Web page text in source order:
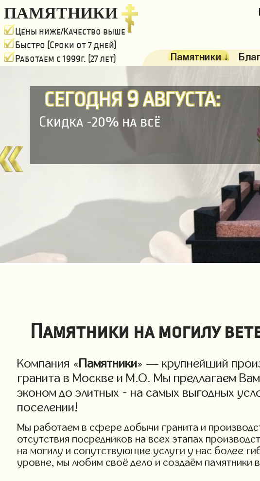
ПАМЯТНИКИ
Цены ниже/Качество выше
Быстро (Сроки от 7 дней)
Работаем с 1999г. (27 лет)
Памятники ↓
СЕГОДНЯ 9АВГУСТА:
Скидка -20% на всё
Памятники на могилу
Компания « Памятники» — крупнейший
гранита в Москве и М.О. Мы предлагаем
эконом до элитных - на самых выгодных
поселении!
Мы работаем в сфере добычи гранита и
отсутствия посредников на всех этапах
на могилу и сопутствующие услуги у нас более
уровне, мы любим своё дело и создаём памятники